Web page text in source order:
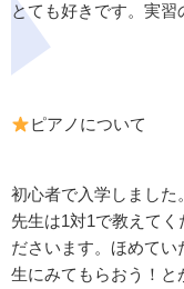
とても好きです。実習
ピアノについて
初心者で入学しました。
先生は1対1で教えて
ださいます。ほめて
生にみてもらおう！と